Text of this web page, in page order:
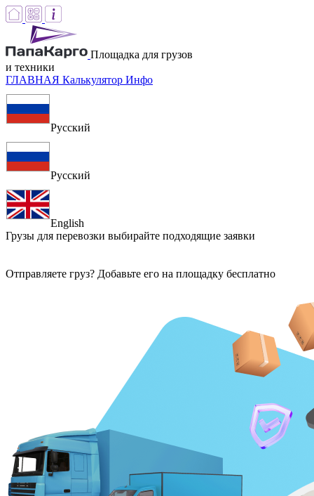
Площадка для грузов
и техники
ГЛАВНАЯ Калькулятор Инфо
Русский
Русский
English
Грузы для перевозки выбирайте подходящие заявки
Отправляете груз? Добавьте его на площадку бесплатно